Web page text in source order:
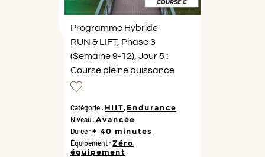
Programme Hybride
RUN & LIFT, Phase 3
(Semaine 9-12), Jour 5 :
Course pleine puissance
Catégorie : HIIT Endurance
Niveau : Avancée
Durée : + 40 minutes
Équipement : Zéro
équipement